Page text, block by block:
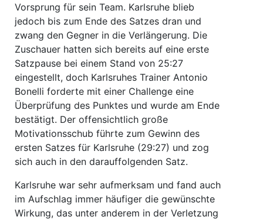
Vorsprung für sein Team. Karlsruhe blieb
jedoch bis zum Ende des Satzes dran und
zwang den Gegner in die Verlängerung. Die
Zuschauer hatten sich bereits auf eine erste
Satzpause bei einem Stand von 25:27
eingestellt, doch Karlsruhes Trainer Antonio
Bonelli forderte mit einer Challenge eine
Überprüfung des Punktes und wurde am Ende
bestätigt. Der offensichtlich große
Motivationsschub führte zum Gewinn des
ersten Satzes für Karlsruhe (29:27) und zog
sich auch in den darauffolgenden Satz.
Karlsruhe war sehr aufmerksam und fand auch
im Aufschlag immer häufiger die gewünschte
Wirkung, das unter anderem in der Verletzung